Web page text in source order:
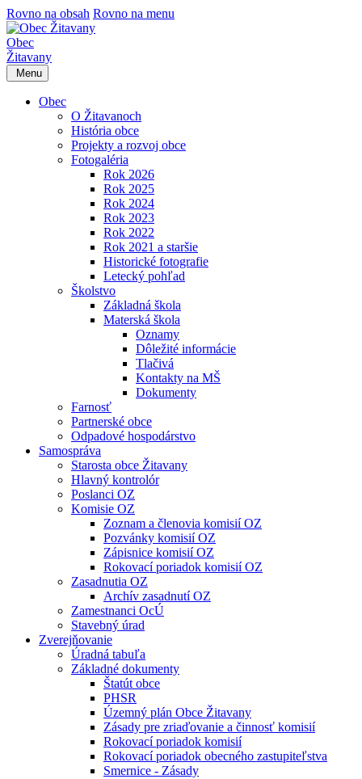
Rovno na obsah Rovno na menu
Obec
Žitavany
Menu
Obec
O Žitavanoch
História obce
Projekty a rozvoj obce
Fotogaléria
Rok 2026
Rok 2025
Rok 2024
Rok 2023
Rok 2022
Rok 2021 a staršie
Historické fotografie
Letecký pohľad
Školstvo
Základná škola
Materská škola
Oznamy
Dôležité informácie
Tlačivá
Kontakty na MŠ
Dokumenty
Farnosť
Partnerské obce
Odpadové hospodárstvo
Samospráva
Starosta obce Žitavany
Hlavný kontrolór
Poslanci OZ
Komisie OZ
Zoznam a členovia komisií OZ
Pozvánky komisií OZ
Zápisnice komisií OZ
Rokovací poriadok komisií OZ
Zasadnutia OZ
Archív zasadnutí OZ
Zamestnanci OcÚ
Stavebný úrad
Zverejňovanie
Úradná tabuľa
Základné dokumenty
Štatút obce
PHSR
Územný plán Obce Žitavany
Zásady pre zriaďovanie a činnosť komisií
Rokovací poriadok komisií
Rokovací poriadok obecného zastupiteľstva
Smernice - Zásady